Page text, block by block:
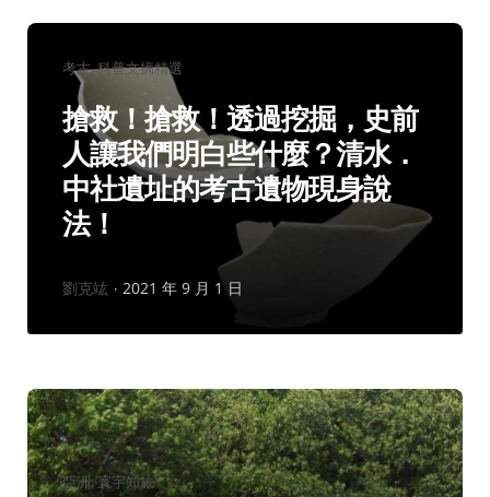
分
類：
考古 科普文摘精選
搶救！搶救！透過挖掘，史前
人讓我們明白些什麼？清水．
中社遺址的考古遺物現身說
法！
作
劉克竑 2021 年 9 月 1 日
分
亞洲 寰宇知旅